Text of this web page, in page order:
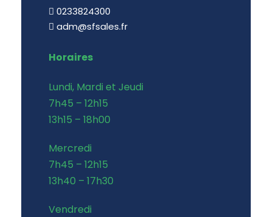
0233824300
adm@sfsales.fr
Horaires
Lundi, Mardi et Jeudi
7h45 – 12h15
13h15 – 18h00
Mercredi
7h45 – 12h15
13h40 – 17h30
Vendredi